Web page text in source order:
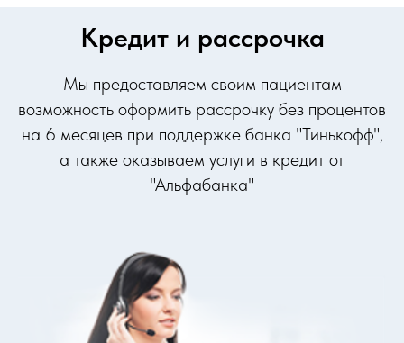
Кредит и рассрочка
Мы предоставляем своим пациентам
возможность оформить рассрочку без процентов
на 6 месяцев при поддержке банка "Тинькофф",
а также оказываем услуги в кредит от
"Альфабанка"